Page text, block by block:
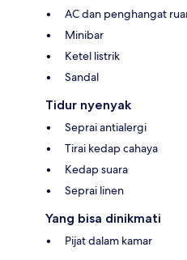
AC dan penghangat
Minibar
Ketel listrik
Sandal
Tidur nyenyak
Seprai antialergi
Tirai kedap cahaya
Kedap suara
Seprai linen
Yang bisa dinikmati
Pijat dalam kamar